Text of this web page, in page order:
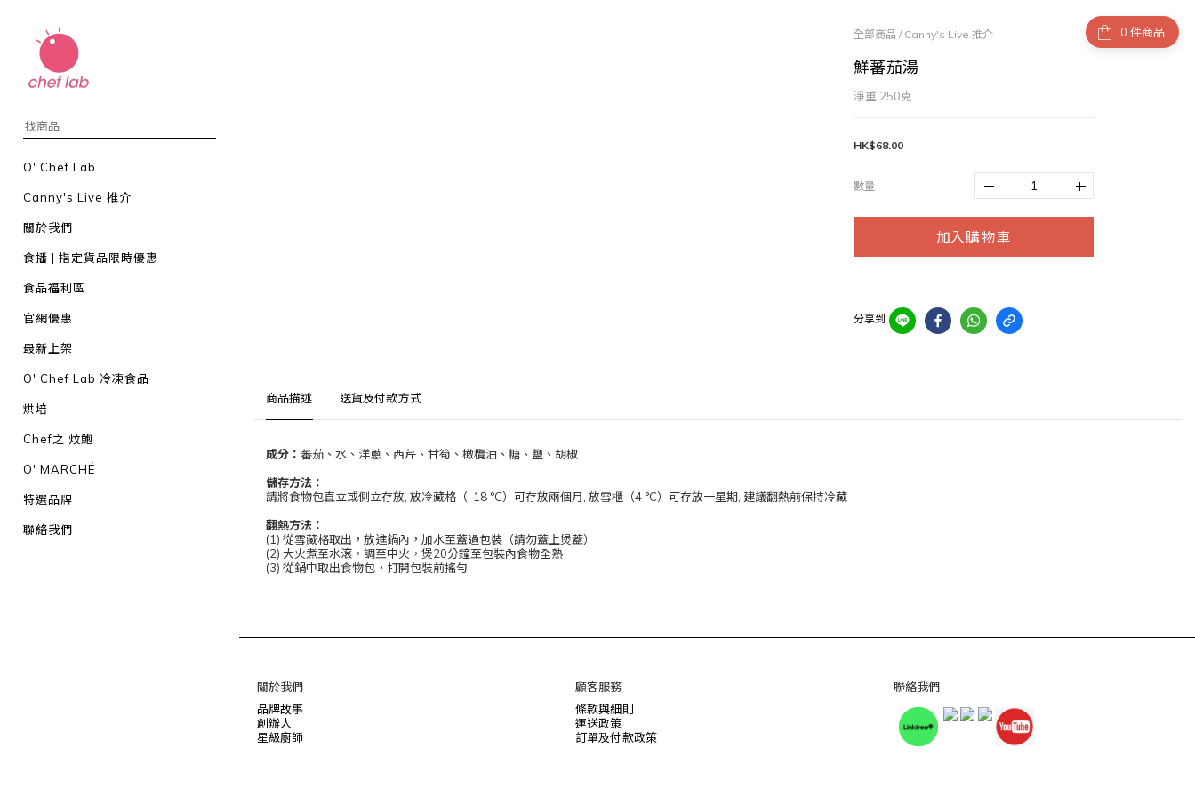
O' Chef Lab
Canny's Live 推介
關於我們
食播 | 指定貨品限時優惠
食品福利區
官網優惠
最新上架
O' Chef Lab 冷凍食品
烘培
Chef之 炆鮑
O' MARCHÉ
特選品牌
聯絡我們
件商品
全部商品 / Canny's Live 推介
鮮蕃茄湯
淨重:250克
HK$68.00
數量
加入購物車
分享到
商品描述 送貨及付款方式
成分： 蕃茄、水、洋蔥、西芹、甘筍、橄欖油、糖、鹽、胡椒
儲存方法：
請將食物包直立或側立存放, 放冷藏格（-18 °C）可存放兩個月, 放雪櫃（4 °C）可存放一星期, 建議翻熱前保持冷藏
翻熱方法：
(1) 從雪藏格取出，放進鍋內，加水至蓋過包裝（請勿蓋上煲蓋）
(2) 大火煮至水滾，調至中火，煲20分鐘至包裝內食物全熟
(3) 從鍋中取出食物包，打開包裝前搖勻
關於我們
品牌故事
創辦人
星級廚師
顧客服務
條款與細則
運送政策
訂單及付款政策
聯絡我們